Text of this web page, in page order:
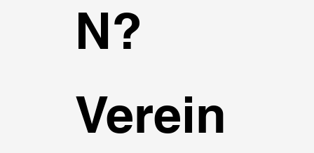
N?
Verein